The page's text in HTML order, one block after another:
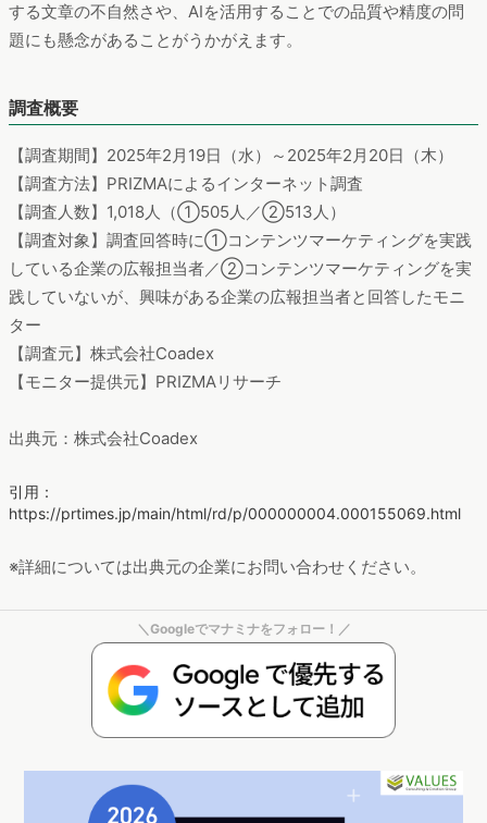
する文章の不自然さや、AIを活用することでの品質や精度の問
題にも懸念があることがうかがえます。
調査概要
【調査期間】2025年2月19日（水）～2025年2月20日（木）
【調査方法】PRIZMAによるインターネット調査
【調査人数】1,018人（①505人／②513人）
【調査対象】調査回答時に①コンテンツマーケティングを実践
している企業の広報担当者／②コンテンツマーケティングを実
践していないが、興味がある企業の広報担当者と回答したモニ
ター
【調査元】株式会社Coadex
【モニター提供元】PRIZMAリサーチ
出典元：株式会社Coadex
引用：
https://prtimes.jp/main/html/rd/p/000000004.000155069.html
※詳細については出典元の企業にお問い合わせください。
＼Googleでマナミナをフォロー！／